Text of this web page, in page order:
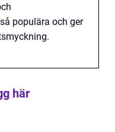
populära och ger
här